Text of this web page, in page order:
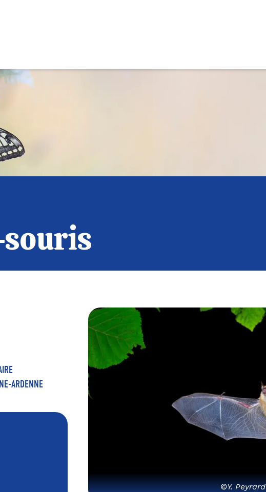
ARDENNE
©Y. Peyrard